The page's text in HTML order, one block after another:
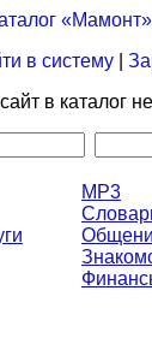
«Мамонт»
в систему|
в каталог
MP3